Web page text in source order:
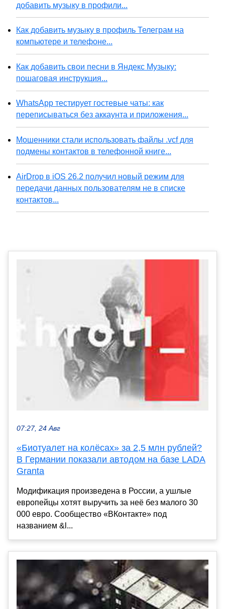
добавить музыку в профили...
Как добавить музыку в профиль Телеграм на
компьютере и телефоне...
Как добавить свои песни в Яндекс Музыку:
пошаговая инструкция...
WhatsApp тестирует гостевые чаты: как
переписываться без аккаунта и приложения...
Мошенники стали использовать файлы .vcf для
подмены контактов в телефонной книге...
AirDrop в iOS 26.2 получил новый режим для
передачи данных пользователям не в списке
контактов...
07:27, 24 Авг
«Биотуалет на колёсах» за 2,5 млн рублей?
В Германии показали автодом на базе LADA
Granta
Модификация произведена в России, а ушлые
европейцы хотят выручить за неё без малого 30
000 евро. Сообщество «ВКонтакте» под
названием &l...